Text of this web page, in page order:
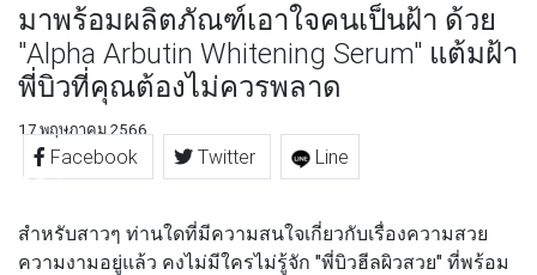
มาพร้อมผลิตภัณฑ์เอาใจคนเป็นฝ้า ด้วย
"Alpha Arbutin Whitening Serum" แต้มฝ้า
พี่บิวที่คุณต้องไม่ควรพลาด
17 พฤษภาคม 2566
Facebook Twitter Line
สำหรับสาวๆ ท่านใดที่มีความสนใจเกี่ยวกับเรื่องความสวย
ความงามอยู่แล้ว คงไม่มีใครไม่รู้จัก "พี่บิวฮีลผิวสวย" ที่พร้อม